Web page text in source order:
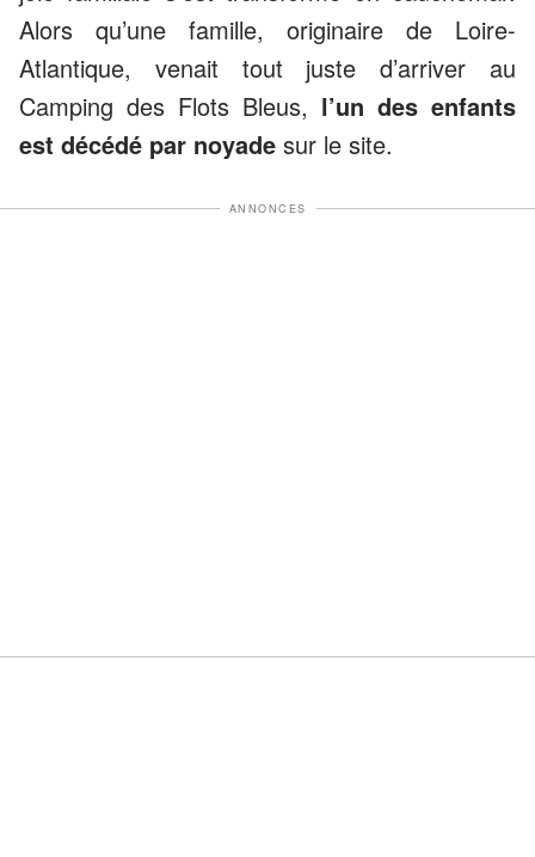
Alors qu’une famille, originaire de Loire-
Atlantique, venait tout juste d’arriver au
Camping des Flots Bleus, l’un des enfants
est décédé par noyade sur le site.
ANNONCES